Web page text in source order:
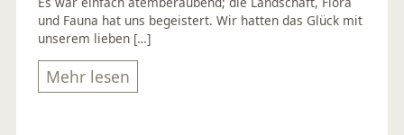
und Fauna hat uns begeistert. Wir hatten das Glück mit
unserem lieben […]
Mehr lesen